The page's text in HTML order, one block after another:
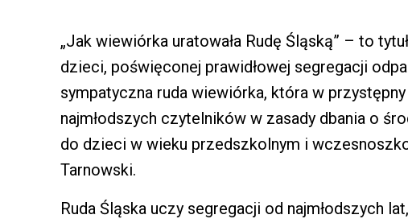
„Jak wiewiórka uratowała Rudę Śląską” – to
dzieci, poświęconej prawidłowej segregacji
sympatyczna ruda wiewiórka, która w
najmłodszych czytelników w zasady dbania o
do dzieci w wieku przedszkolnym i
Tarnowski.
Ruda Śląska uczy segregacji od najmłodszych